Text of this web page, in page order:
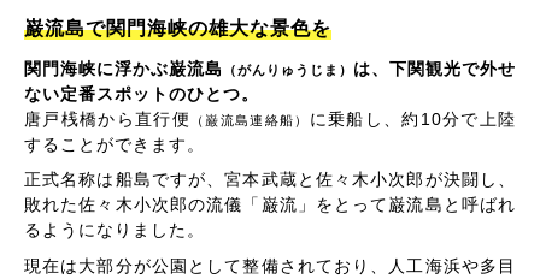
巌流島で関門海峡の雄大な景色を
関門海峡に浮かぶ巌流島 （がんりゅうじま） は、下関観光で外せ
ない定番スポットのひとつ。
唐戸桟橋から直行便
（巌流島連絡船）
に乗船し、約10分で上陸
することができます。
正式名称は船島ですが、宮本武蔵と佐々木小次郎が決闘し、
敗れた佐々木小次郎の流儀「巌流」をとって巌流島と呼ばれ
るようになりました。
現在は大部分が公園として整備されており、人工海浜や多目